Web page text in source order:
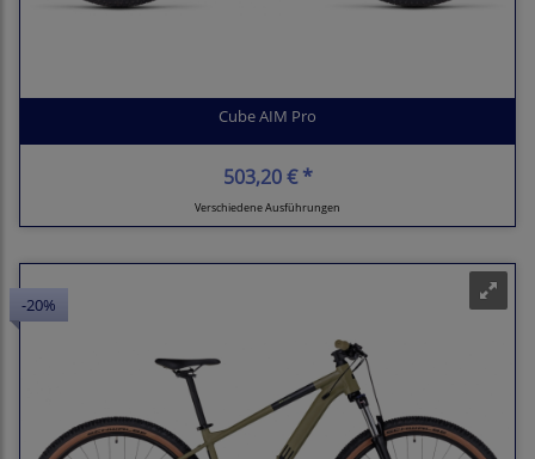
Cube AIM Pro
503,20 € *
Verschiedene Ausführungen
-20%